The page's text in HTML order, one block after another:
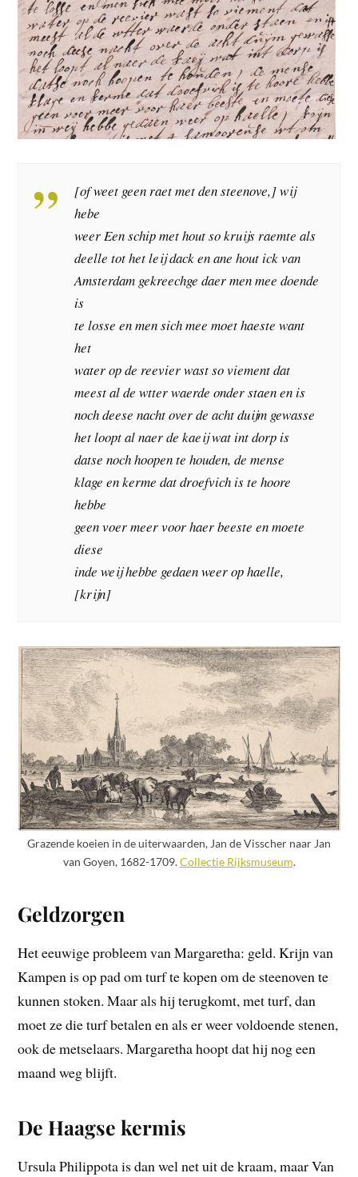
[of weet geen raet met den steenove,] wij
hebe
weer Een schip met hout so kruijs raemte als
deelle tot het leij dack en ane hout ick van
Amsterdam gekreechge daer men mee doende
is
te losse en men sich mee moet haeste want
het
water op de reevier wast so viement dat
meest al de wtter waerde onder staen en is
noch deese nacht over de acht duijm gewasse
het loopt al naer de kaeij wat int dorp is
datse noch hoopen te houden, de mense
klage en kerme dat droefvich is te hoore
hebbe
geen voer meer voor haer beeste en moete
diese
inde weij hebbe gedaen weer op haelle,
[krijn]
Grazende koeien in de uiterwaarden, Jan de Visscher naar Jan
van Goyen, 1682-1709.Collectie Rijksmuseum.
Geldzorgen
Het eeuwige probleem van Margaretha: geld. Krijn van
Kampen is op pad om turf te kopen om de steenoven te
kunnen stoken. Maar als hij terugkomt, met turf, dan
moet ze die turf betalen en als er weer voldoende stenen,
ook de metselaars. Margaretha hoopt dat hij nog een
maand weg blijft.
De Haagse kermis
Ursula Philippota is dan wel net uit de kraam, maar Van